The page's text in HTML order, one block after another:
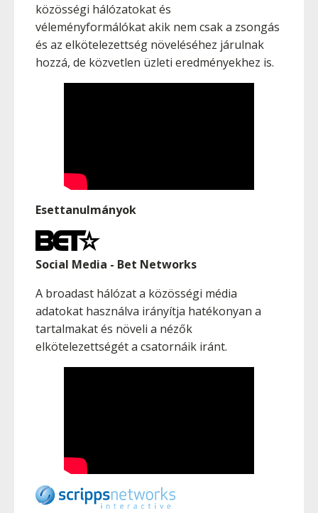
közösségi hálózatokat és
véleményformálókat akik nem csak a zsongás
és az elkötelezettség növeléséhez járulnak
hozzá, de közvetlen üzleti eredményekhez is.
Esettanulmányok
Social Media - Bet Networks
A broadast hálózat a közösségi média
adatokat használva irányítja hatékonyan a
tartalmakat és növeli a nézők
elkötelezettségét a csatornáik iránt.